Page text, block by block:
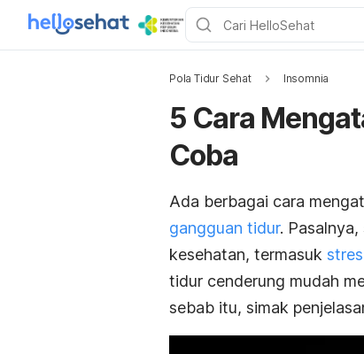
Pola Tidur Sehat Insomnia
5 Cara
Coba
Ada berbagai cara
gangguan tidur.
kesehatan, termasuk stres
tidur cenderung mudah
sebab itu, simak